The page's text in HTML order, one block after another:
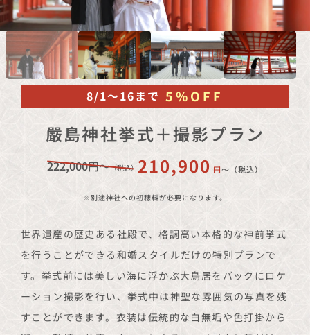
8/1〜16まで 5%OFF
嚴島神社挙式＋撮影プラン
222,000円〜（税込） 210,900 円〜（税込）
※別途神社への初穂料が必要になります。
世界遺産の歴史ある社殿で、格調高い本格的な神前挙式
を行うことができる和婚スタイルだけの特別プランで
す。挙式前には美しい海に浮かぶ大鳥居をバックにロケ
ーション撮影を行い、挙式中は神聖な雰囲気の写真を残
すことができます。衣装は伝統的な白無垢や色打掛から